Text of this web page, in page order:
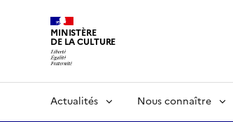
MINISTÈRE
DE LA CULTURE
Actualités Nous connaître